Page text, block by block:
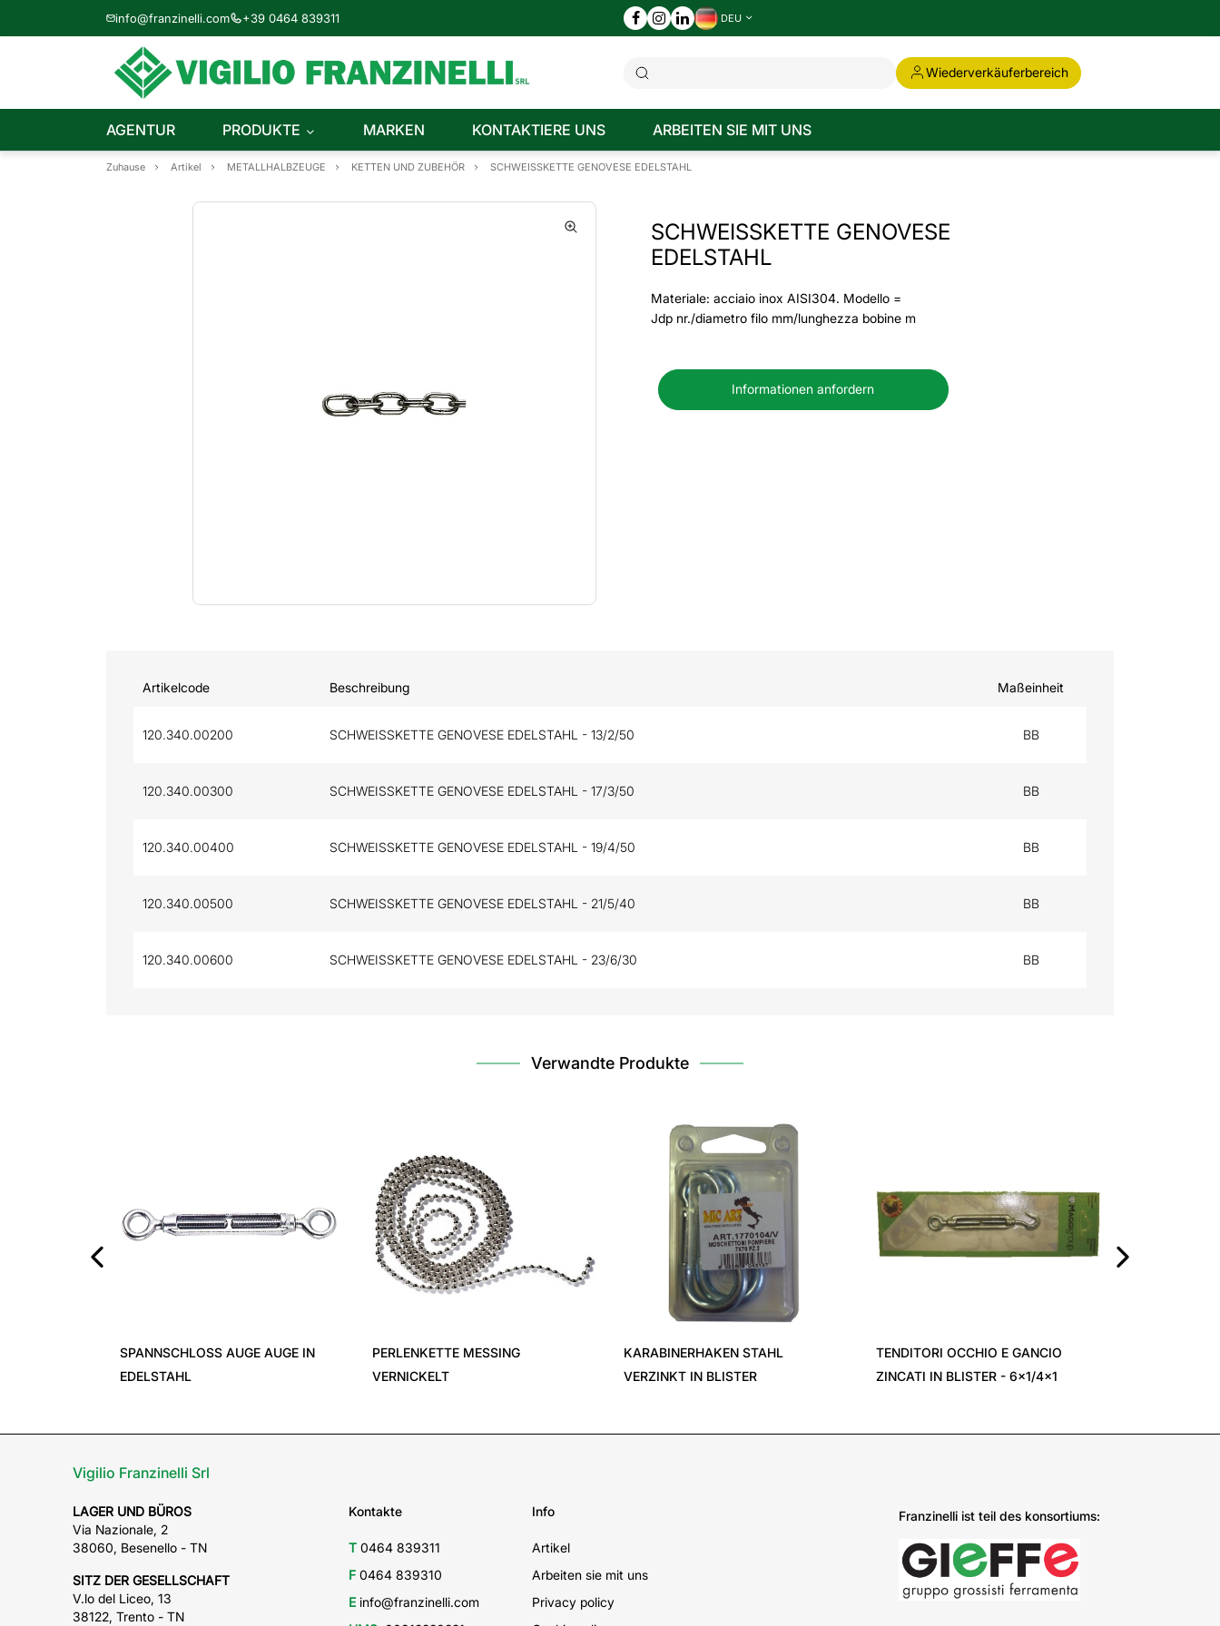
info@franzinelli.com +39 0464 839311 DEU
Wiederverkäuferbereich
AGENTUR PRODUKTE MARKEN KONTAKTIERE UNS ARBEITEN SIE MIT UNS
Zuhause Artikel METALLHALBZEUGE KETTEN UND ZUBEHÖR SCHWEISSKETTE GENOVESE EDELSTAHL
SCHWEISSKETTE GENOVESE
EDELSTAHL
Materiale: acciaio inox AISI304. Modello =
Jdp nr./diametro filo mm/lunghezza bobine m
Informationen anfordern
Artikelcode Beschreibung Maßeinheit
120.340.00200 SCHWEISSKETTE GENOVESE EDELSTAHL - 13/2/50 BB
120.340.00300 SCHWEISSKETTE GENOVESE EDELSTAHL - 17/3/50 BB
120.340.00400 SCHWEISSKETTE GENOVESE EDELSTAHL - 19/4/50 BB
120.340.00500 SCHWEISSKETTE GENOVESE EDELSTAHL - 21/5/40 BB
120.340.00600 SCHWEISSKETTE GENOVESE EDELSTAHL - 23/6/30 BB
Verwandte Produkte
SPANNSCHLOSS AUGE AUGE IN
EDELSTAHL
PERLENKETTE MESSING
VERNICKELT
KARABINERHAKEN STAHL
VERZINKT IN BLISTER
TENDITORI OCCHIO E GANCIO
ZINCATI IN BLISTER - 6x1/4x1
Vigilio Franzinelli Srl
LAGER UND BÜROS
Via Nazionale, 2
38060, Besenello - TN
SITZ DER GESELLSCHAFT
V.lo del Liceo, 13
38122, Trento - TN
Kontakte
T0464 839311
F0464 839310
Einfo@franzinelli.com
Info
Artikel
Arbeiten sie mit uns
Privacy policy
Franzinelli ist teil des konsortiums: